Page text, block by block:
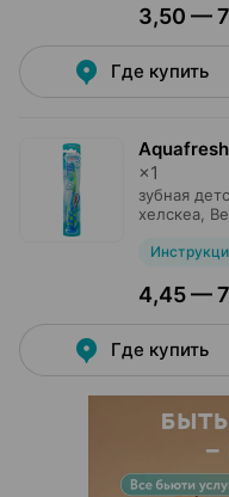
3,50 —
Где купить
×1
зубная
хелскеа ,
4,45 —
Где купить